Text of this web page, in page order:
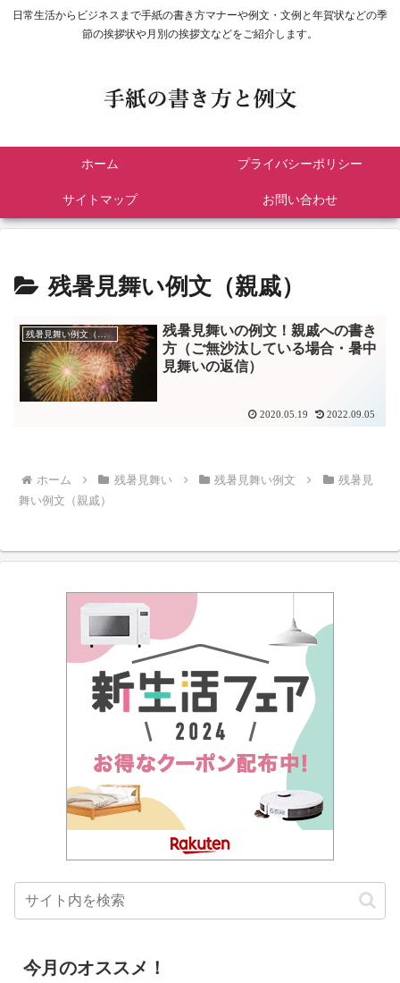
日常生活からビジネスまで手紙の書き方マナーや例文・文例と年賀状などの季
節の挨拶状や月別の挨拶文などをご紹介します。
ホーム プライバシーポリシー
サイトマップ お問い合わせ
残暑見舞い例文（親戚）
残暑見舞い例文（親戚）
残暑見舞いの例文！親戚への書き
方（ご無沙汰している場合・暑中
見舞いの返信）
2020.05.19 2022.09.05
ホーム 残暑見舞い 残暑見舞い例文
残暑見
舞い例文（親戚）
今月のオススメ！